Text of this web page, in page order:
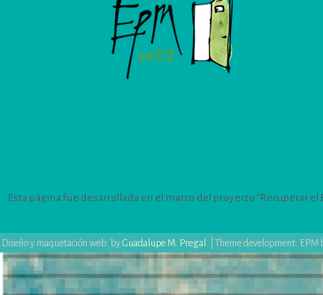
Esta página fue desarrollada en el marco del proyecto “Recuperar
Diseño y maquetación web: byGuadalupe M. Pregal . Theme development: EPM